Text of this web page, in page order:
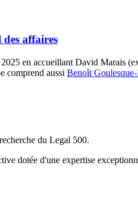
affaires
en accueillant David Marais
comprend aussi Benoît
du Legal 500.
dotée d'une expertise